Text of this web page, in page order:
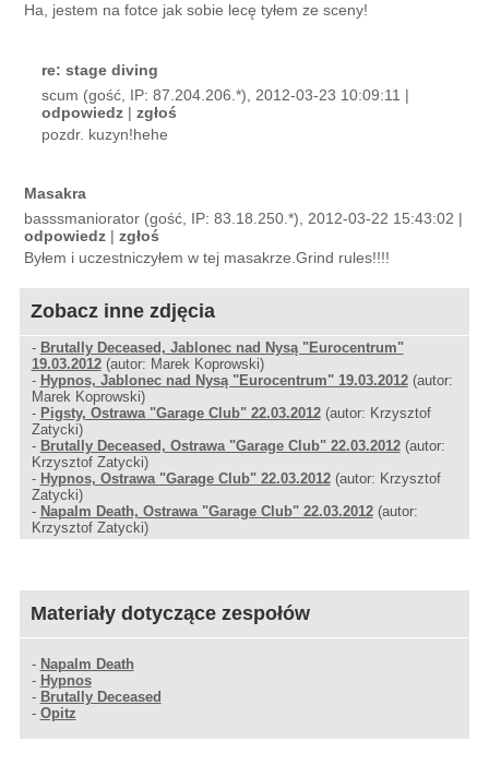
Ha, jestem na fotce jak sobie lecę tyłem ze sceny!
re: stage diving
scum (gość, IP: 87.204.206.*), 2012-03-23 10:09:11 |
odpowiedz |zgłoś
pozdr. kuzyn!hehe
Masakra
basssmaniorator (gość, IP: 83.18.250.*), 2012-03-22 15:43:02 |
odpowiedz |zgłoś
Byłem i uczestniczyłem w tej masakrze.Grind rules!!!!
Zobacz inne zdjęcia
- Brutally Deceased, Jablonec nad Nysą "Eurocentrum"
19.03.2012(autor: Marek Koprowski)
- Hypnos, Jablonec nad Nysą "Eurocentrum" 19.03.2012(autor:
Marek Koprowski)
- Pigsty, Ostrawa "Garage Club" 22.03.2012(autor: Krzysztof
Zatycki)
- Brutally Deceased, Ostrawa "Garage Club" 22.03.2012(autor:
Krzysztof Zatycki)
- Hypnos, Ostrawa "Garage Club" 22.03.2012(autor: Krzysztof
Zatycki)
- Napalm Death, Ostrawa "Garage Club" 22.03.2012(autor:
Krzysztof Zatycki)
Materiały dotyczące zespołów
- Napalm Death
- Hypnos
- Brutally Deceased
- Opitz